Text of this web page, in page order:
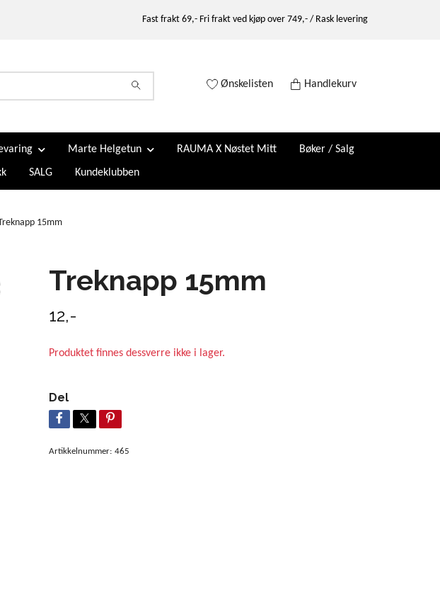
Fast frakt 69,- Fri frakt ved kjøp over 749,- / Rask levering
Ønskelisten Handlekurv
Marte Helgetun RAUMA X Nøstet Mitt Bøker / Salg
SALG Kundeklubben
15mm
Treknapp 15mm
12,-
Produktet finnes dessverre ikke i lager.
Del
Artikkelnummer: 465